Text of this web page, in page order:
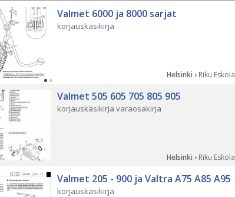
Valmet 6000 ja 8000 sarjat
korjauskäsikirja
Helsinki › Riku Eskola
Valmet 505 605 705 805 905
korjauskäsikirja varaosakirja
Helsinki › Riku Eskola
Valmet 205 - 900 ja Valtra A75 A85 A95
korjauskäsikirja